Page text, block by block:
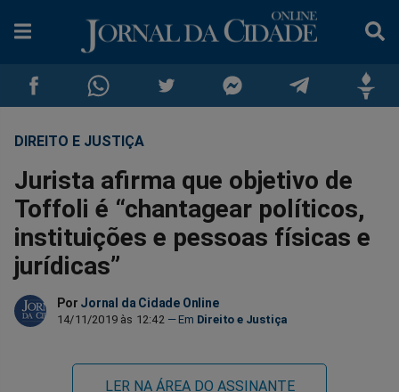
Compartilhar
no
Facebook
Compartilhar
no
Whatsapp
Compartilhar
no
Twitter
no
Messenger
no
TelegramGettr
DIREITO E JUSTIÇA
Jurista afirma que objetivo de
Toffoli é “chantagear políticos,
instituições e pessoas físicas e
jurídicas”
Por Jornal da Cidade Online
14/11/2019 às 12:42 Direito e Justiça
LER NA ÁREA DO ASSINANTE